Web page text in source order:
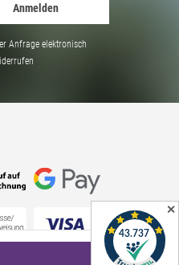
Anmelden
Anfrage elektronisch
✕